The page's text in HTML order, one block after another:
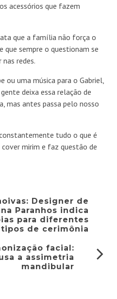
acessórios que fazem
que a família não força o
que sempre o questionam se
redes.
ou uma música para o Gabriel,
deixa essa relação de
mas antes passa pelo nosso
tudo o que é
cover mirim e faz questão de
Designer de
Paranhos indica
para diferentes
tipos de cerimônia
facial:
a assimetria
mandibular